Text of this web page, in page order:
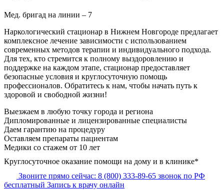
Мед. бригад на линии – 7
Наркологический стационар в Нижнем Новгороде предлагает
комплексное лечение зависимости с использованием
современных методов терапии и индивидуального подхода.
Для тех, кто стремится к полному выздоровлению и
поддержке на каждом этапе, стационар предоставляет
безопасные условия и круглосуточную помощь
профессионалов. Обратитесь к нам, чтобы начать путь к
здоровой и свободной жизни!
Выезжаем в любую точку города и региона
Дипломированные и лицензированные специалисты
Даем гарантию на процедуру
Оставляем препараты пациентам
Медики со стажем от 10 лет
Круглосуточное оказание помощи на дому и в клинике*
Звоните прямо сейчас: 8 (800) 333-89-65 звонок по РФ
бесплатный Запись к врачу онлайн